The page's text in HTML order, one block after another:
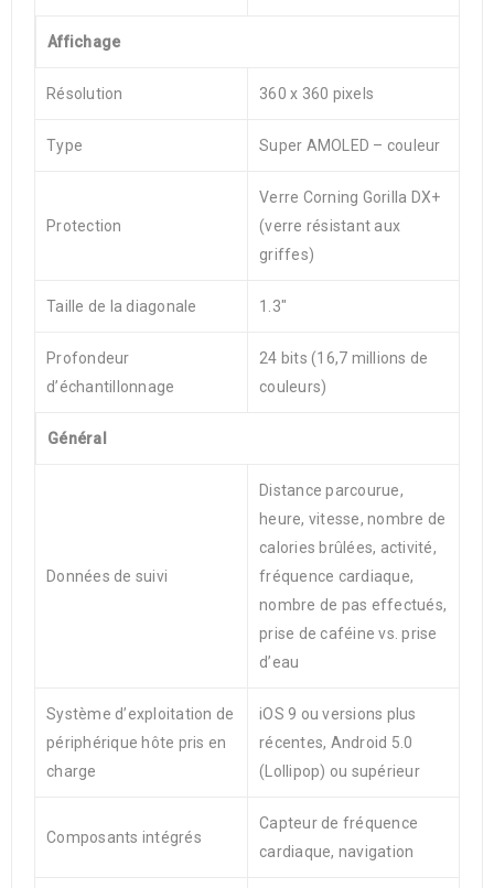
Affichage
Résolution 360 x 360 pixels
Type Super AMOLED – couleur
Protection
Verre Corning Gorilla DX+
(verre résistant aux
griffes)
Taille de la diagonale 1.3″
Profondeur
d’échantillonnage
24 bits (16,7 millions de
couleurs)
Général
Données de suivi
Distance parcourue,
heure, vitesse, nombre de
calories brûlées, activité,
fréquence cardiaque,
nombre de pas effectués,
prise de caféine vs. prise
d’eau
Système d’exploitation de
périphérique hôte pris en
charge
iOS 9 ou versions plus
récentes, Android 5.0
(Lollipop) ou supérieur
Composants intégrés
Capteur de fréquence
cardiaque, navigation